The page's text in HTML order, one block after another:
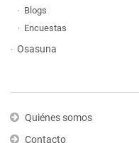
Blogs
Encuestas
Osasuna
Quiénes somos
Contacto